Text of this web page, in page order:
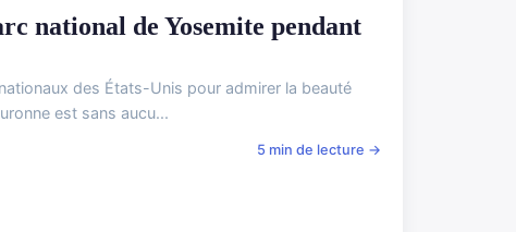
national de Yosemite pendant
des États-Unis pour admirer la beauté
est sans aucu...
5 min de lecture →